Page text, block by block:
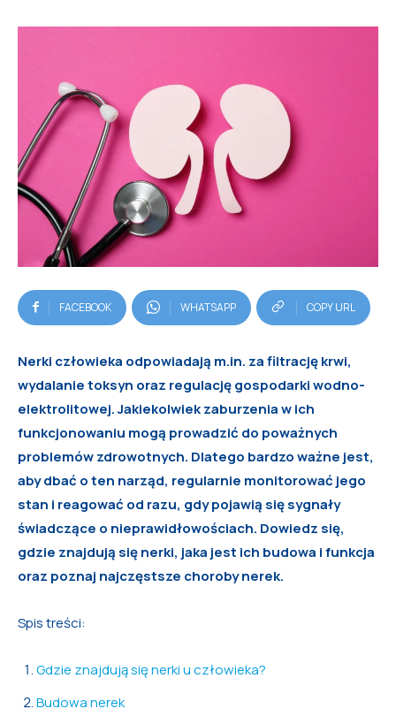
FACEBOOK WHATSAPP COPY URL
Nerki człowieka odpowiadają m.in. za filtrację krwi,
wydalanie toksyn oraz regulację gospodarki wodno-
elektrolitowej. Jakiekolwiek zaburzenia w ich
funkcjonowaniu mogą prowadzić do poważnych
problemów zdrowotnych. Dlatego bardzo ważne jest,
aby dbać o ten narząd, regularnie monitorować jego
stan i reagować od razu, gdy pojawią się sygnały
świadczące o nieprawidłowościach. Dowiedz się,
gdzie znajdują się nerki, jaka jest ich budowa i funkcja
oraz poznaj najczęstsze choroby nerek.
Spis treści:
Gdzie znajdują się nerki u człowieka?
Budowa nerek